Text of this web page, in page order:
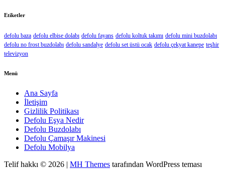
Etiketler
defolu baza defolu elbise dolabı defolu fayans defolu koltuk takımı defolu mini buzdolabı
defolu no frost buzdolabı defolu sandalye defolu set üstü ocak defolu çekyat kanepe teşhir
televizyon
Menü
Ana Sayfa
İletişim
Gizlilik Politikası
Defolu Eşya Nedir
Defolu Buzdolabı
Defolu Çamaşır Makinesi
Defolu Mobilya
Telif hakkı © 2026 | MH Themes tarafından WordPress teması